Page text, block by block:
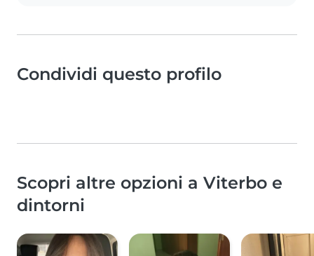
Condividi questo profilo
Scopri altre opzioni a Viterbo e
dintorni